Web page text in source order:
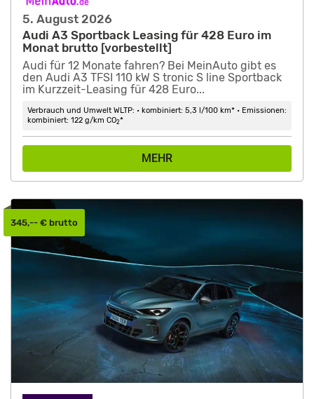
5. August 2026
Audi A3 Sportback Leasing für 428 Euro im
Monat brutto [vorbestellt]
Audi für 12 Monate fahren? Bei MeinAuto gibt es
den Audi A3 TFSI 110 kW S tronic S line Sportback
im Kurzzeit-Leasing für 428 Euro...
Verbrauch und Umwelt WLTP: • kombiniert: 5,3 l/100 km* • Emissionen:
kombiniert: 122 g/km CO2*
MEHR
345,-- € brutto